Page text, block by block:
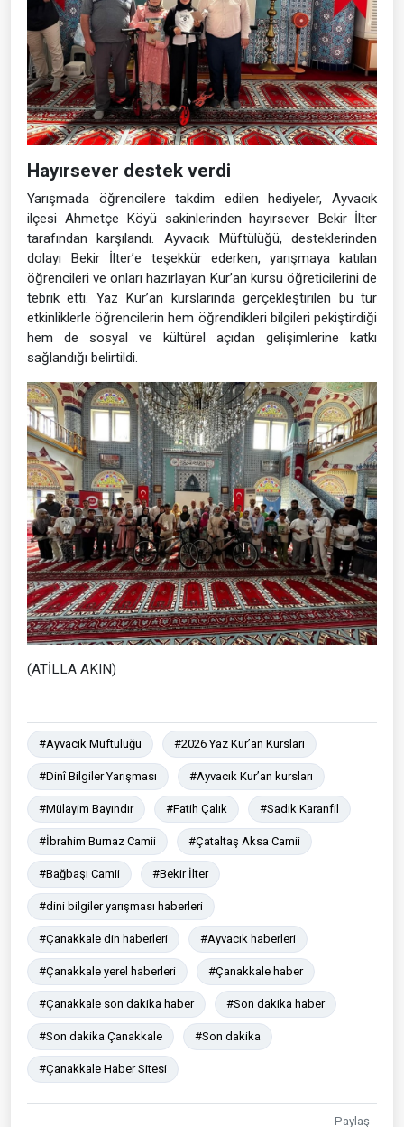
Hayırsever destek verdi
Yarışmada öğrencilere takdim edilen hediyeler, Ayvacık
ilçesi Ahmetçe Köyü sakinlerinden hayırsever Bekir İlter
tarafından karşılandı. Ayvacık Müftülüğü, desteklerinden
dolayı Bekir İlter’e teşekkür ederken, yarışmaya katılan
öğrencileri ve onları hazırlayan Kur’an kursu öğreticilerini de
tebrik etti. Yaz Kur’an kurslarında gerçekleştirilen bu tür
etkinliklerle öğrencilerin hem öğrendikleri bilgileri pekiştirdiği
hem de sosyal ve kültürel açıdan gelişimlerine katkı
sağlandığı belirtildi.
(ATİLLA AKIN)
#Ayvacık Müftülüğü #2026 Yaz Kur’an Kursları
#Dinî Bilgiler Yarışması #Ayvacık Kur’an kursları
#Mülayim Bayındır #Fatih Çalık #Sadık Karanfil
#İbrahim Burnaz Camii #Çataltaş Aksa Camii
#Bağbaşı Camii #Bekir İlter
#dini bilgiler yarışması haberleri
#Çanakkale din haberleri #Ayvacık haberleri
#Çanakkale yerel haberleri #Çanakkale haber
#Çanakkale son dakika haber #Son dakika haber
#Son dakika Çanakkale #Son dakika
#Çanakkale Haber Sitesi
Paylaş